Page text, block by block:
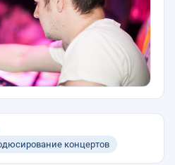
концертов